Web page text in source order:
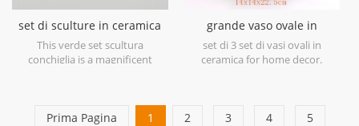
set di sculture in ceramica
verde con guscio
This verde set scultura
conchiglia is a magnificent
grande vaso ovale in
ceramica blu antico
set di 3 set di vasi ovali in
ceramica for home decor.
Prima Pagina 1 2 3 4
5